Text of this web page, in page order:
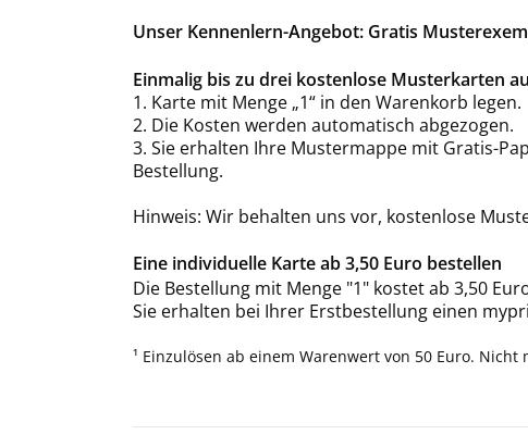
Unser Kennenlern-Angebot: Gratis
Einmalig bis zu drei kostenlose Musterkarten
1. Karte mit Menge „1“ in den Warenkorb legen.
2. Die Kosten werden automatisch abgezogen.
3. Sie erhalten Ihre Mustermappe mit Gratis-
Bestellung.
Hinweis: Wir behalten uns vor, kostenlose
Eine individuelle Karte ab 3,50 Euro bestellen
Die Bestellung mit Menge "1" kostet ab 3,50
Sie erhalten bei Ihrer Erstbestellung einen
¹ Einzulösen ab einem Warenwert von 50 Euro.